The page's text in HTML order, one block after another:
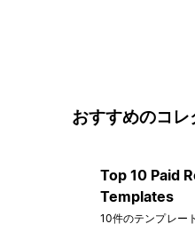
おすすめのコレ
Top 10 Paid
Templates
10件のテンプレート